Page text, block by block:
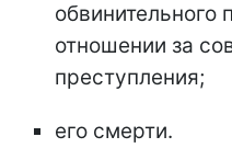
обвинительного
отношении за
преступления;
его смерти.